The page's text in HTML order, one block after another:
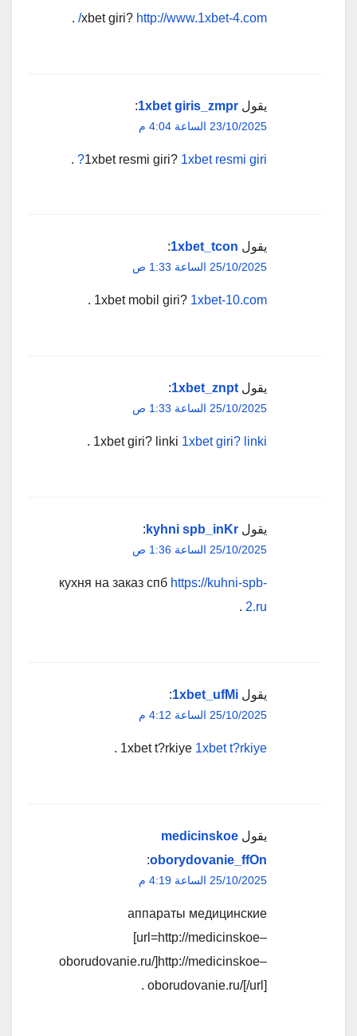
xbet giri? http://www.1xbet-4.com/
.
يقول 1xbet giris_zmpr
:
23/10/2025 الساعة 4:04 م
1xbet resmi giri? 1xbet resmi giri?
.
يقول 1xbet_tcon
:
25/10/2025 الساعة 1:33 ص
1xbet mobil giri? 1xbet-10.com
.
يقول 1xbet_znpt
:
25/10/2025 الساعة 1:33 ص
1xbet giri? linki 1xbet giri? linki
.
يقول kyhni spb_inKr
:
25/10/2025 الساعة 1:36 ص
кухня на заказ спб https://kuhni-spb-
2.ru
.
يقول 1xbet_ufMi
:
25/10/2025 الساعة 4:12 م
1xbet t?rkiye 1xbet t?rkiye
.
يقول medicinskoe
oborydovanie_ffOn
:
25/10/2025 الساعة 4:19 م
аппараты медицинские
[url=http://medicinskoe–
oborudovanie.ru/]http://medicinskoe–
oborudovanie.ru/[/url] .